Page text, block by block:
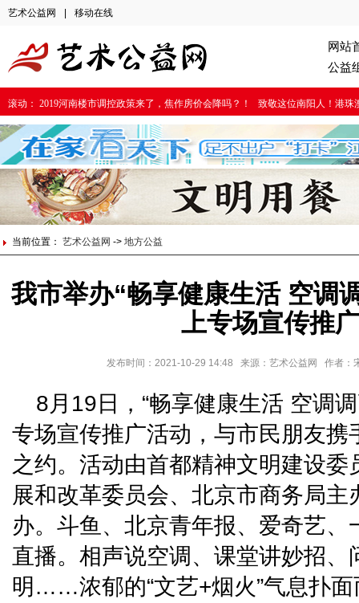
艺术公益网 移动在线
网站
公益
滚动： 2019河南楼市调控政策来了，焦作房价会降吗？！ 致敬这位南阳人！港珠
当前位置： 艺术公益网 -> 地方公益
我市举办“畅享健康生活 空调
上专场宣传推
发布时间：2021-10-29 14:48 来源：艺术公益网 作者
8月19日，“畅享健康生活 空调
专场宣传推广活动，与市民朋友携
之约。活动由首都精神文明建设
展和改革委员会、北京市商务局
办。斗鱼、北京青年报、爱奇艺、
直播。相声说空调、课堂讲妙招、
明……浓郁的“文艺+烟火”气息扑